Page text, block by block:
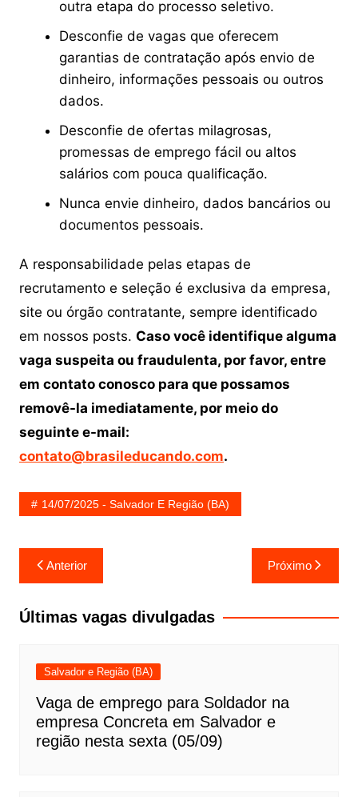
outra etapa do processo seletivo.
Desconfie de vagas que oferecem
garantias de contratação após envio de
dinheiro, informações pessoais ou outros
dados.
Desconfie de ofertas milagrosas,
promessas de emprego fácil ou altos
salários com pouca qualificação.
Nunca envie dinheiro, dados bancários ou
documentos pessoais.
A responsabilidade pelas etapas de
recrutamento e seleção é exclusiva da empresa,
site ou órgão contratante, sempre identificado
em nossos posts. Caso você identifique alguma
vaga suspeita ou fraudulenta, por favor, entre
em contato conosco para que possamos
removê-la imediatamente, por meio do
seguinte e-mail:
contato@brasileducando.com.
14/07/2025 - Salvador E Região (BA)
Navegação
de
Post
Anterior Próximo
Últimas vagas divulgadas
Salvador e Região (BA)
Vaga de emprego para Soldador na
empresa Concreta em Salvador e
região nesta sexta (05/09)